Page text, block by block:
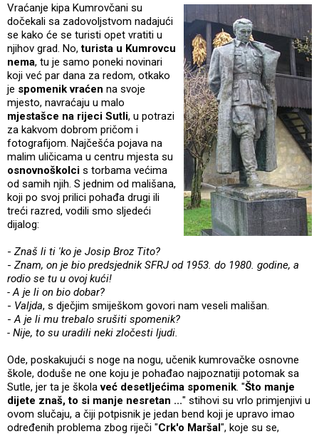
Vraćanje kipa Kumrovčani su
dočekali sa zadovoljstvom nadajući
se kako će se turisti opet vratiti u
njihov grad. No,turista u Kumrovcu
nema, tu je samo poneki novinari
koji već par dana za redom, otkako
je spomenik vraćen na svoje
mjesto, navraćaju u malo
mjestašce na rijeci Sutli, u potrazi
za kakvom dobrom pričom i
fotografijom. Najčešća pojava na
malim uličicama u centru mjesta su
osnovnoškolci s torbama većima
od samih njih. S jednim od mališana,
koji po svoj prilici pohađa drugi ili
treći razred, vodili smo sljedeći
dijalog:
- Znaš li ti 'ko je Josip Broz Tito?
- Znam, on je bio predsjednik SFRJ od 1953. do 1980. godine, a
rodio se tu u ovoj kući!
- A je li on bio dobar?
- Valjda, s dječjim smiješkom govori nam veseli mališan.
-A je li mu trebalo srušiti spomenik?
- Nije, to su uradili neki zločesti ljudi.
Ode, poskakujući s noge na nogu, učenik kumrovačke osnovne
škole, doduše ne one koju je pohađao najpoznatiji potomak sa
Sutle, jer ta je školaveć desetljećima spomenik. "Što manje
dijete znaš, to si manje nesretan ..." stihovi su vrlo primjenjivi u
ovom slučaju, a čiji potpisnik je jedan bend koji je upravo imao
određenih problema zbog riječi "Crk'o Maršal", koje su se,